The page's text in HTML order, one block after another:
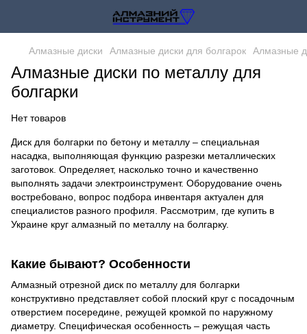
Алмазные диски Алмазные диски для болгарок Алмазные
Алмазные диски по металлу для
болгарки
Нет товаров
Диск для болгарки по бетону и металлу – специальная
насадка, выполняющая функцию разрезки металлических
заготовок. Определяет, насколько точно и качественно
выполнять задачи электроинструмент. Оборудование очень
востребовано, вопрос подбора инвентаря актуален для
специалистов разного профиля. Рассмотрим, где купить в
Украине круг алмазный по металлу на болгарку.
Какие бывают? Особенности
Алмазный отрезной диск по металлу для болгарки
конструктивно представляет собой плоский круг с посадочным
отверстием посередине, режущей кромкой по наружному
диаметру. Специфическая особенность – режущая часть